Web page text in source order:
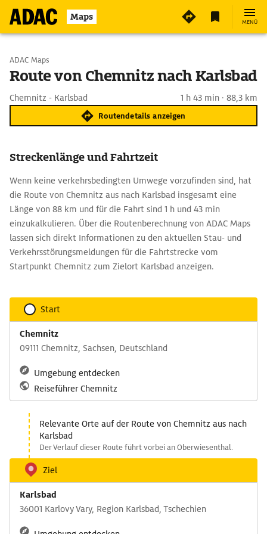
Maps MENÜ
Start wählen
ADAC Maps
Route von Chemnitz nach Karlsbad
Chemnitz - Karlsbad 1 h 43 min · 88,3 km
Routendetails anzeigen
Streckenlänge und Fahrtzeit
Wenn keine verkehrsbedingten Umwege vorzufinden sind, hat
die Route von Chemnitz aus nach Karlsbad insgesamt eine
Länge von 88 km und für die Fahrt sind 1 h und 43 min
einzukalkulieren. Über die Routenberechnung von ADAC Maps
lassen sich direkt Informationen zu den aktuellen Stau- und
Verkehrsstörungsmeldungen für die Fahrtstrecke vom
Startpunkt Chemnitz zum Zielort Karlsbad anzeigen.
Start
Chemnitz
09111 Chemnitz, Sachsen, Deutschland
Umgebung entdecken
Reiseführer Chemnitz
Relevante Orte auf der Route von Chemnitz aus nach
Karlsbad
Der Verlauf dieser Route führt vorbei an Oberwiesenthal.
Ziel
Karlsbad
36001 Karlovy Vary, Region Karlsbad, Tschechien